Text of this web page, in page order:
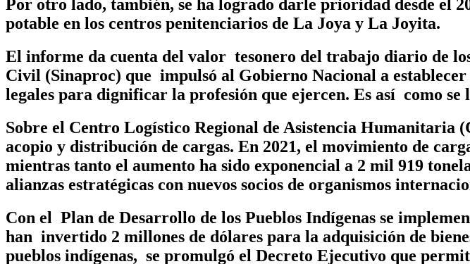
Por otro lado, también, se ha logrado darle prioridad desde el
potable en los centros penitenciarios de La Joya y La Joyita.
El informe da cuenta del valor tesonero del trabajo diario de
Civil (Sinaproc) que impulsó al Gobierno Nacional a
legales para dignificar la profesión que ejercen. Es así como
Sobre el Centro Logístico Regional de Asistencia
acopio y distribución de cargas. En 2021, el movimiento de
mientras tanto el aumento ha sido exponencial a 2 mil 919
alianzas estratégicas con nuevos socios de organismos
Con el Plan de Desarrollo de los Pueblos Indígenas se
han invertido 2 millones de dólares para la adquisición de
pueblos indígenas, se promulgó el Decreto Ejecutivo que